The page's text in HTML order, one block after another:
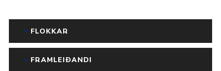
FLOKKAR
FRAMLEIÐANDI